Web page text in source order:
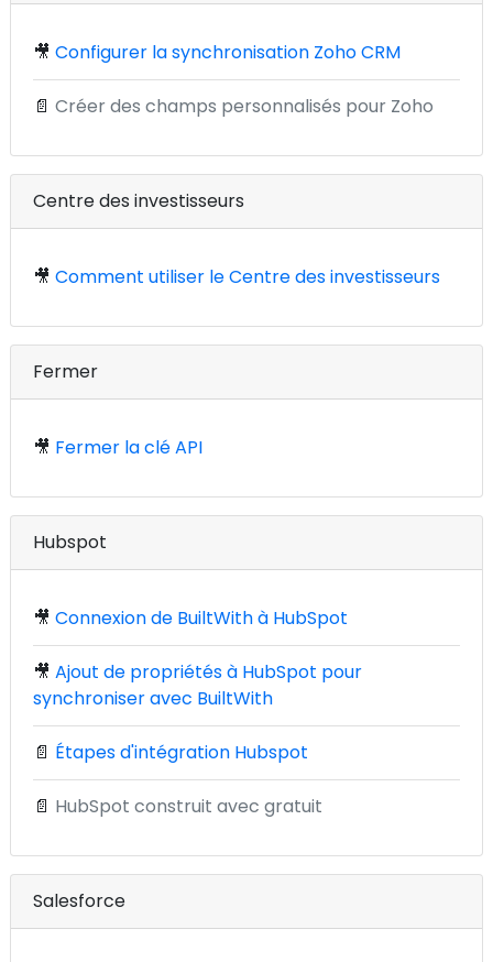
🎥 Configurer la synchronisation Zoho CRM
📄 Créer des champs personnalisés pour Zoho
Centre des investisseurs
🎥 Comment utiliser le Centre des investisseurs
Fermer
🎥 Fermer la clé API
Hubspot
🎥 Connexion de BuiltWith à HubSpot
🎥 Ajout de propriétés à HubSpot pour
synchroniser avec BuiltWith
📄 Étapes d'intégration Hubspot
📄 HubSpot construit avec gratuit
Salesforce